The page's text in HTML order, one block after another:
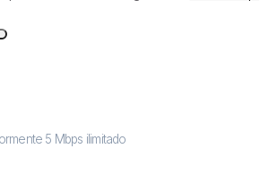
5 Mbps ilimitado